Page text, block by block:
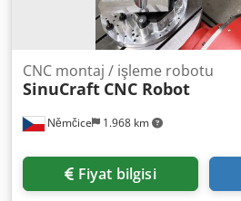
Němčice 1.968 km
CNC montaj / işleme robotu
SinuCraft CNC Robot
Fiyat bilgisi